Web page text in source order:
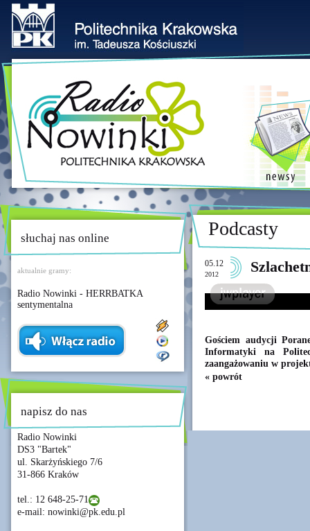
słuchaj nas online
aktualnie gramy:
Radio Nowinki - HERRBATKA
sentymentalna
napisz do nas
Radio Nowinki
DS3 "Bartek"
ul. Skarżyńskiego 7/6
31-866 Kraków
tel.: 12 648-25-71
e-mail: nowinki@pk.edu.pl
Podcasty
05.12
2012
Gościem audycji
Informatyki na
zaangażowaniu w
« powrót